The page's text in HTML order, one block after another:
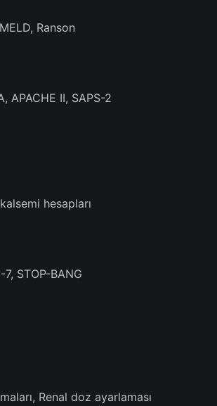
Ranson
APACHE II, SAPS-2
hesapları
STOP-BANG
Renal doz ayarlaması